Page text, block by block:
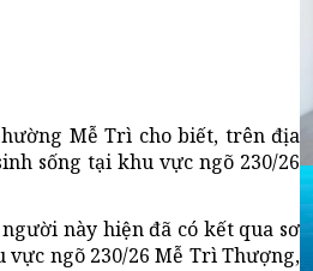
Mễ Trì cho biết, trên địa
sống tại khu vực ngõ 230/26
này hiện đã có kết qua sơ
ngõ 230/26 Mễ Trì Thượng,